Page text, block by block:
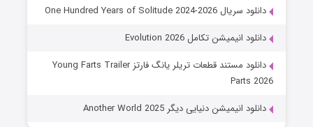
دانلود سریال One Hundred Years of Solitude 2024-2026
دانلود انیمیشن تکامل Evolution 2026
دانلود مستند قطعات تریلر یانگ فارتز Young Farts Trailer
Parts 2026
دانلود انیمیشن دنیایی دیگر Another World 2025